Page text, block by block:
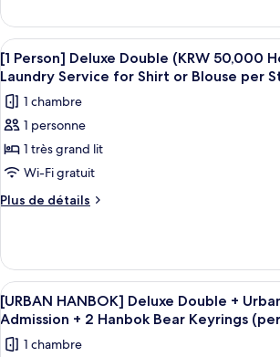
2NGTS]
Business
Deluxe
Twin(Indoor
Pool
Access
Only
+
KRW
110,000
[MORE
THAN
2NGTS]
Business
Twin(Indoor
Pool
Access
Only
+
110,000
Afficher
toutes
les
photos
pour
ce
type
de
Person]
Deluxe
Double
(KRW
50,000
Literie de
1
[1 Person] Deluxe Double (KRW 50,000
Laundry Service for Shirt or Blouse per
1 chambre
1 personne
1 très grand lit
Wi-Fi gratuit
Plus de détails
Plus
[1
Person]
Deluxe
Double
50,000
Afficher
toutes
les
Literie de
5
[URBAN HANBOK] Deluxe Double +
Admission + 2 Hanbok Bear Keyrings
1 chambre